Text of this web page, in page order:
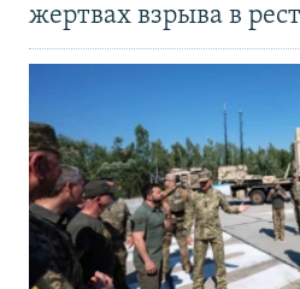
жертвах взрыва в